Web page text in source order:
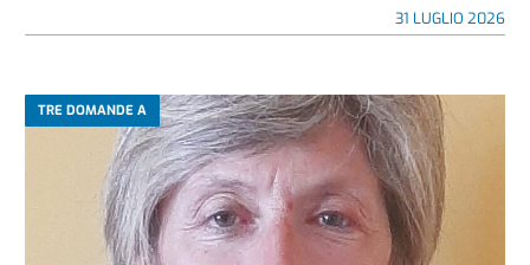
31 LUGLIO 2026
TRE DOMANDE A